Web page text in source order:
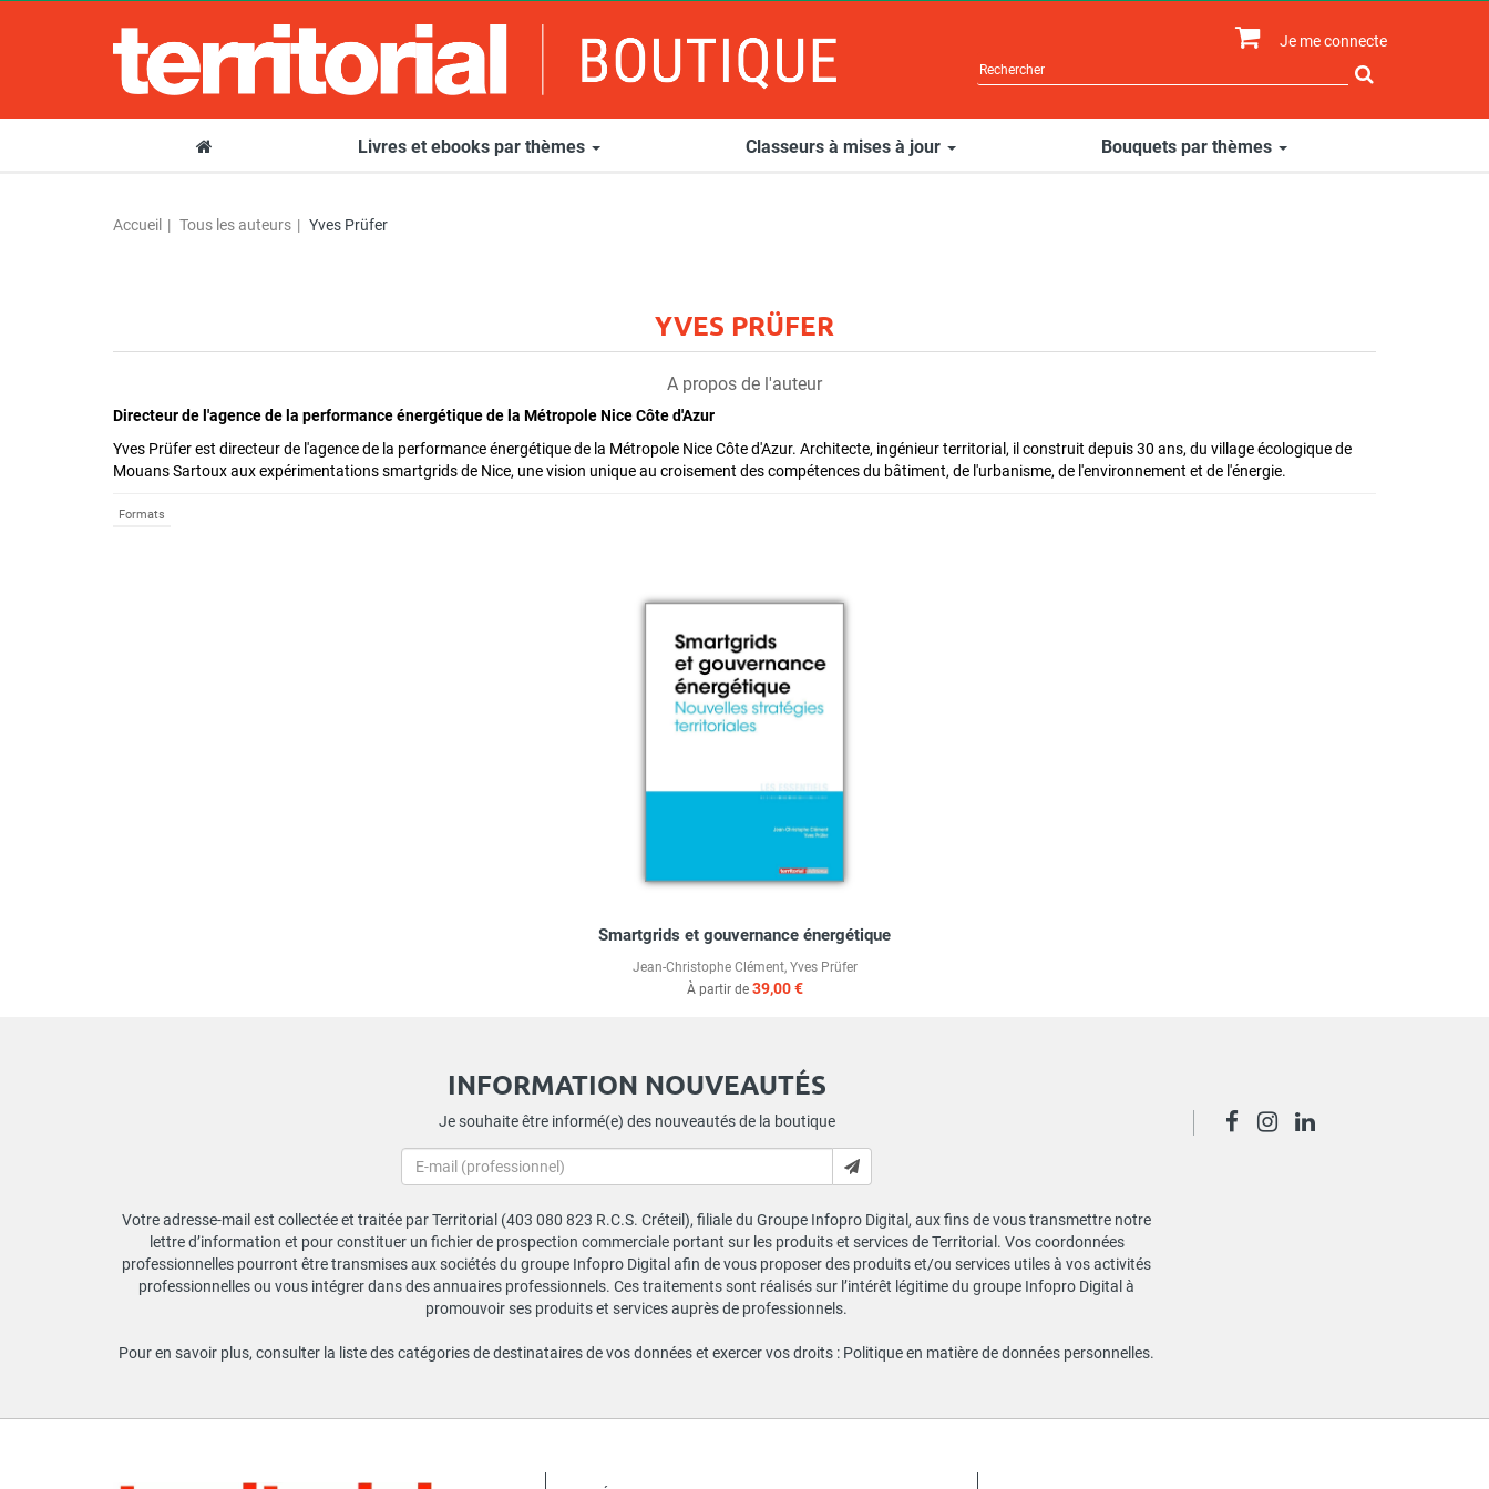
Je me connecte
Livres et ebooks par thèmes Classeurs à mises à jour Bouquets par thèmes
Accueil Tous les auteurs Yves Prüfer
YVES PRÜFER
A propos de l'auteur
Directeur de l'agence de la performance énergétique de la Métropole Nice Côte d'Azur
Yves Prüfer est directeur de l'agence de la performance énergétique de la Métropole Nice Côte d'Azur. Architecte, ingénieur territorial, il construit depuis 30 ans, du village écologique de
Mouans Sartoux aux expérimentations smartgrids de Nice, une vision unique au croisement des compétences du bâtiment, de l'urbanisme, de l'environnement et de l'énergie.
Formats
Smartgrids et gouvernance énergétique
Jean-Christophe Clément, Yves Prüfer
À partir de 39,00 €
INFORMATION NOUVEAUTÉS
Je souhaite être informé(e) des nouveautés de la boutique
Votre adresse-mail est collectée et traitée par Territorial (403 080 823 R.C.S. Créteil), filiale du Groupe Infopro Digital, aux fins de vous transmettre notre
lettre d’information et pour constituer un fichier de prospection commerciale portant sur les produits et services de Territorial. Vos coordonnées
professionnelles pourront être transmises aux sociétés du groupe Infopro Digital afin de vous proposer des produits et/ou services utiles à vos activités
professionnelles ou vous intégrer dans des annuaires professionnels. Ces traitements sont réalisés sur l’intérêt légitime du groupe Infopro Digital à
promouvoir ses produits et services auprès de professionnels.
Pour en savoir plus, consulter la liste des catégories de destinataires de vos données et exercer vos droits : Politique en matière de données personnelles.